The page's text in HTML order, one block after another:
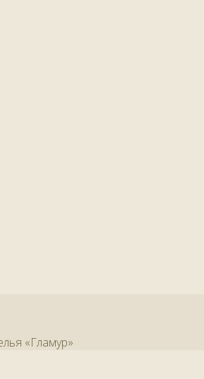
«Гламур»